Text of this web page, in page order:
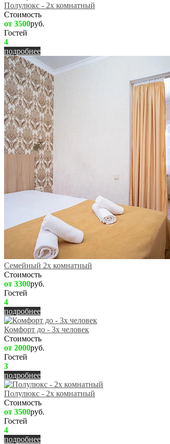
Полулюкс - 2х комнатный
Стоимость
от 3500руб.
Гостей
4
подробнее
Семейный 2х комнатный
Стоимость
от 3300руб.
Гостей
4
подробнее
Комфорт до - 3х человек
Стоимость
от 2000руб.
Гостей
3
подробнее
Полулюкс - 2х комнатный
Стоимость
от 3500руб.
Гостей
4
подробнее